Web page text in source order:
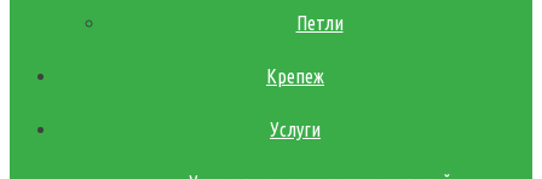
Петли
Крепеж
Услуги